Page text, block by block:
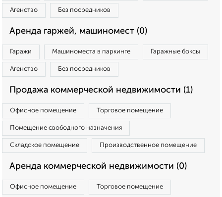
Агенство Без посредников
Аренда гаржей, машиномест (0)
Гаражи Машиноместа в паркинге Гаражные боксы
Агенство Без посредников
Продажа коммерческой недвижимости (1)
Офисное помещение Торговое помещение
Помещение свободного назначения
Складское помещение Производственное помещение
Аренда коммерческой недвижимости (0)
Офисное помещение Торговое помещение